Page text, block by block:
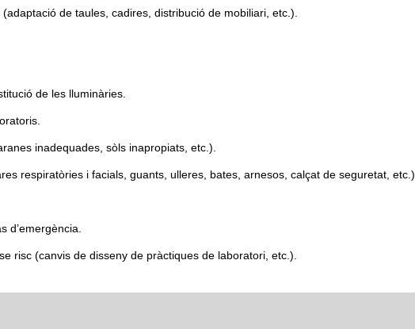
de taules, cadires, distribució de mobiliari, etc.).
de les lluminàries.
inadequades, sòls inapropiats, etc.).
respiratòries i facials, guants, ulleres, bates, arnesos, calçat de seguretat, etc.).
d’emergència.
risc (canvis de disseny de pràctiques de laboratori, etc.).
Planta Baixa. València. Telèfon
19149